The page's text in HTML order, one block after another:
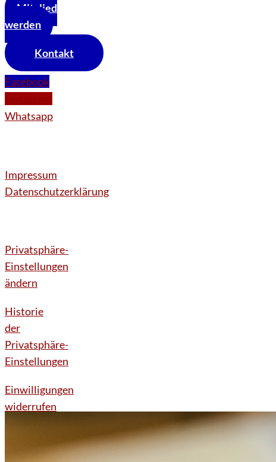
Mitglied
werden
Kontakt
Facebook
Whatsapp
Impressum
Datenschutzerklärung
Privatsphäre-
Einstellungen
ändern
Historie
der
Privatsphäre-
Einstellungen
Einwilligungen
widerrufen